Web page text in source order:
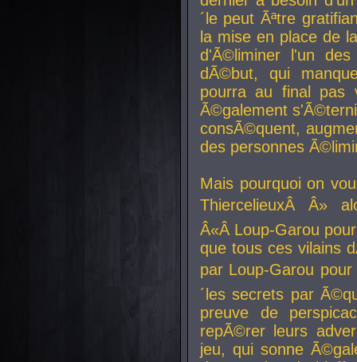
´le peut Ãªtre
la mise en place de
d'Ã©liminer l'un
dÃ©but, qui
pourra au final pas
Ã©galement
consÃ©quent,
des personnes
Mais pourquoi on
ThiercelieuxÂ Â»
Â«Â Loup-Garou
que tous ces vilains
par Loup-Garou
´les secrets par
preuve de
repÃ©rer leurs
jeu, qui sonne